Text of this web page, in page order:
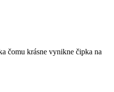
čomu krásne vynikne čipka na